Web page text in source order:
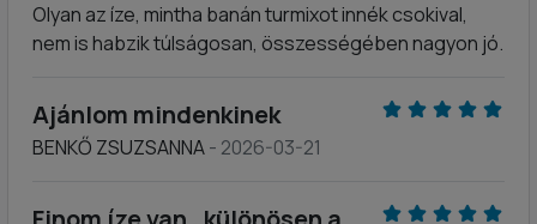
Olyan az íze, mintha banán turmixot innék csokival,
nem is habzik túlságosan, összességében nagyon jó.
Ajánlom mindenkinek
BENKŐ ZSUZSANNA- 2026-03-21